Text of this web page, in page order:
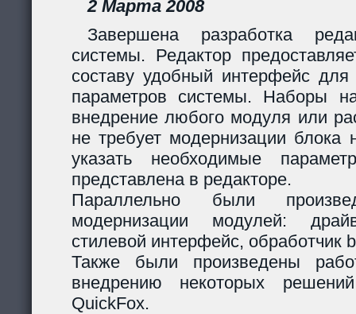
2 Марта 2008
Завершена разработка
системы. Редактор
составу удобный интерфейс для
параметров системы. Наборы
внедрение любого модуля или
не требует модернизации блока
указать необходимые
представлена в редакторе.
Параллельно были
модернизации модулей:
стилевой интерфейс, обработчик
Также были произведены
внедрению некоторых
QuickFox.